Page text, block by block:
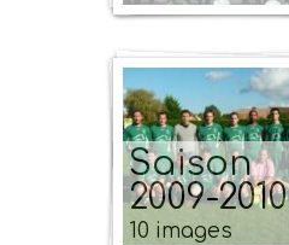
Saison
2009-2010
10 images